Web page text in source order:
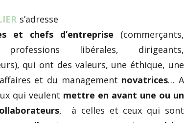
s’adresse
et chefs d’entreprise (commerçants,
professions libérales, dirigeants,
qui ont des valeurs, une éthique, une
et du management novatrices… A
qui veulent mettre en avant une ou un
, à celles et ceux qui sont